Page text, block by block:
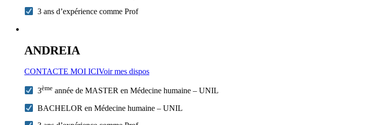
3 ans d’expérience comme Prof
ANDREIA
CONTACTE MOI ICIVoir mes dispos
3ème année de MASTER en Médecine humaine – UNIL
BACHELOR en Médecine humaine – UNIL